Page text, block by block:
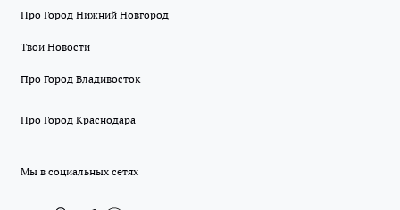
Про Город Нижний Новгород
Твои Новости
Про Город Владивосток
Про Город Краснодара
Мы в социальных сетях